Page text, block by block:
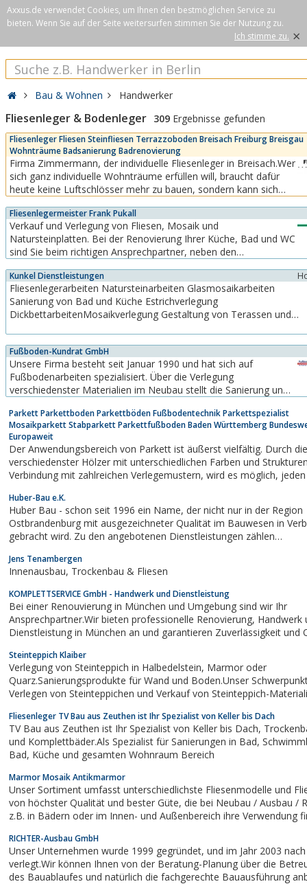
Axxus.de verwendet Cookies, um Ihnen den bestmöglichen Service zu
bieten. Wenn Sie auf der Seite weitersurfen stimmen Sie der Nutzung zu.
Ich stimme zu. ×
Bau & Wohnen Handwerker
Fliesenleger & Bodenleger 309 Ergebnisse gefunden
Fliesenleger Fliesen Steinfliesen Terrazzoboden Breisach Freiburg Breisgau
Wohnträume Badsanierung Badrenovierung
Firma Zimmermann, der individuelle Fliesenleger in Breisach.Wer
sich ganz individuelle Wohnträume erfüllen will, braucht dafür
heute keine Luftschlösser mehr zu bauen, sondern kann sich
Raumkomponenten schaffen.Dem zunehmenden Wunsch nach
individueller...
Fliesenlegermeister Frank Pukall
Verkauf und Verlegung von Fliesen, Mosaik und
Natursteinplatten. Bei der Renovierung Ihrer Küche, Bad und WC
sind Sie beim richtigen Ansprechpartner, neben den
alles aus einer Hand. Bei der Neugestaltung ihrer Terrasse sind
Sie bei uns auch richtig. Fliesenarbeiten von A - Z
Kunkel Dienstleistungen
Fliesenlegerarbeiten Natursteinarbeiten Glasmosaikarbeiten
Sanierung von Bad und Küche Estrichverlegung
DickbettarbeitenMosaikverlegung Gestaltung von Terassen und
Fußboden-Kundrat GmbH
Unsere Firma besteht seit Januar 1990 und hat sich auf
Fußbodenarbeiten spezialisiert. Über die Verlegung
verschiedenster Materialien im Neubau stellt die Sanierung und
ergänzt unser Leistungsangebot und macht uns besonders
flexibel bei der Erfüllung von Aufträgen im...
Parkett Parkettboden Parkettböden Fußbodentechnik Parkettspezialist
Mosaikparkett Stabparkett Parkettfußboden Baden Württemberg
Europaweit
Der Anwendungsbereich von Parkett ist äußerst vielfältig. Durch
verschiedenster Hölzer mit unterschiedlichen Farben und Strukturen,
Verbindung mit zahlreichen Verlegemustern, wird es möglich, jeden Geschmack,
Parkettfußboden nicht...
Huber-Bau e.K.
Huber Bau - schon seit 1996 ein Name, der nicht nur in der Region
Ostbrandenburg mit ausgezeichneter Qualität im Bauwesen in
gebracht wird. Zu den angebotenen Dienstleistungen zählen
und Fenstermontagen...
Jens Tenambergen
Innenausbau, Trockenbau & Fliesen
KOMPLETTSERVICE GmbH - Handwerk und Dienstleistung
Bei einer Renouvierung in München und Umgebung sind wir Ihr
Ansprechpartner.Wir bieten professionelle Renovierung, Handwerk und
Dienstleistung in München an und garantieren Zuverlässigkeit und
Steinteppich Klaiber
Verlegung von Steinteppich in Halbedelstein, Marmor oder
Quarz.Sanierungsprodukte für Wand und Boden.Unser
Verlegen von Steinteppichen und Verkauf von Steinteppich-
Steinteppich-Selbstverleger vor Ort durch. Schon...
Fliesenleger TV Bau aus Zeuthen ist Ihr Spezialist von Keller bis Dach
TV Bau aus Zeuthen ist Ihr Spezialist von Keller bis Dach,
und Komplettbäder.Als Spezialist für Sanierungen in Bad, Schwimmbad, Wellness
Bad, Küche und gesamten Wohnraum Bereich
Marmor Mosaik Antikmarmor
Unser Sortiment umfasst unterschiedlichste Fliesenmodelle und
von höchster Qualität und bester Güte, die bei Neubau / Ausbau / Renovierung
z.B. in Bädern oder im Innen- und Außenbereich ihre Verwendung
Luxus. Wir haben uns auf...
RICHTER-Ausbau GmbH
Unser Unternehmen wurde 1999 gegründet, und im Jahr 2003 nach Schulzendorf
verlegt.Wir können Ihnen von der Beratung-Planung über die
des Bauablaufes und natürlich die fachgerechte Bauausführung